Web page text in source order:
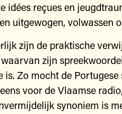
idées reçues en
uitgewogen, volwassen
zijn de praktische
zijn
is. Zo mocht de
voor de Vlaamse
synoniem is